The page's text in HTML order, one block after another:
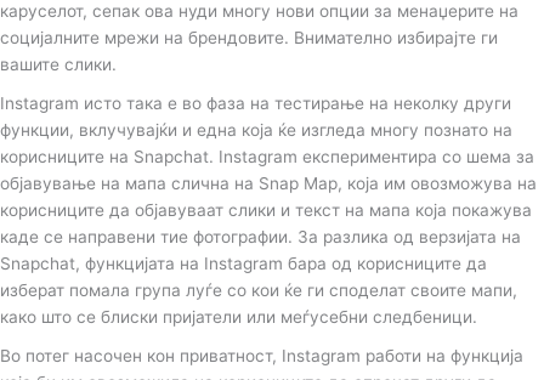
каруселот, сепак ова нуди многу нови опции за менаџерите на
социјалните мрежи на брендовите. Внимателно избирајте ги
вашите слики.
Instagram исто така е во фаза на тестирање на неколку други
функции, вклучувајќи и една која ќе изгледа многу познато на
корисниците на Snapchat. Instagram експериментира со шема за
објавување на мапа слична на Snap Map, која им овозможува на
корисниците да објавуваат слики и текст на мапа која покажува
каде се направени тие фотографии. За разлика од верзијата на
Snapchat, функцијата на Instagram бара од корисниците да
изберат помала група луѓе со кои ќе ги споделат своите мапи,
како што се блиски пријатели или меѓусебни следбеници.
Во потег насочен кон приватност, Instagram работи на функција